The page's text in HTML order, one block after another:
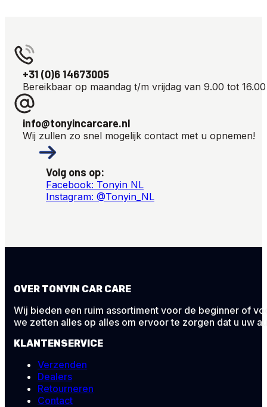
+31 (0)6 14673005
Bereikbaar op maandag t/m vrijdag van 9.00 tot
info@tonyincarcare.nl
Wij zullen zo snel mogelijk contact met u opnemen!
Volg ons op:
Facebook: Tonyin NL
Instagram: @Tonyin_NL
OVER TONYIN CAR CARE
Wij bieden een ruim assortiment voor de beginner of
we zetten alles op alles om ervoor te zorgen dat u uw
KLANTENSERVICE
Verzenden
Dealers
Retourneren
Contact